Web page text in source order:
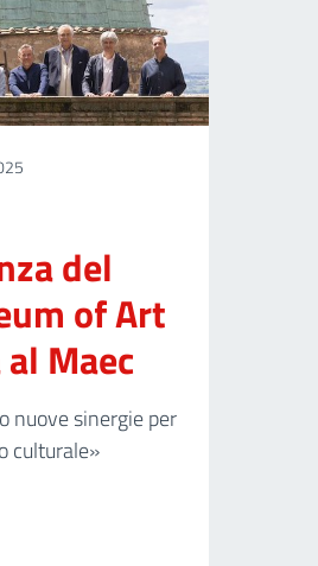
del
of Art
Maec
nuove sinergie per
culturale»